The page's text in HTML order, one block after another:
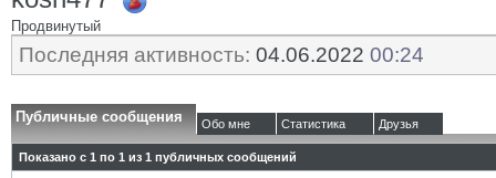
Продвинутый
Последняя активность: 04.06.2022 00:24
Публичные сообщения Обо мне Статистика Друзья
Показано с 1 по 1 из 1 публичных сообщений